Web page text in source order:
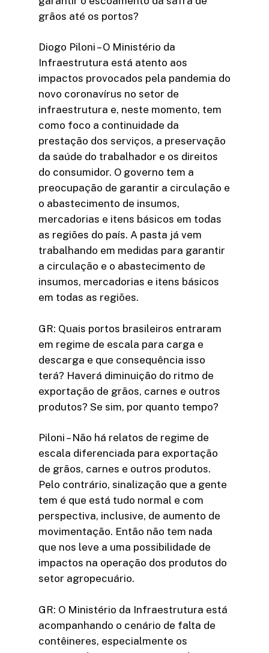
grãos até os portos?
Diogo Piloni – O Ministério da
Infraestrutura está atento aos
impactos provocados pela pandemia do
novo coronavírus no setor de
infraestrutura e, neste momento, tem
como foco a continuidade da
prestação dos serviços, a preservação
da saúde do trabalhador e os direitos
do consumidor. O governo tem a
preocupação de garantir a circulação e
o abastecimento de insumos,
mercadorias e itens básicos em todas
as regiões do país. A pasta já vem
trabalhando em medidas para garantir
a circulação e o abastecimento de
insumos, mercadorias e itens básicos
em todas as regiões.
GR: Quais portos brasileiros entraram
em regime de escala para carga e
descarga e que consequência isso
terá? Haverá diminuição do ritmo de
exportação de grãos, carnes e outros
produtos? Se sim, por quanto tempo?
Piloni – Não há relatos de regime de
escala diferenciada para exportação
de grãos, carnes e outros produtos.
Pelo contrário, sinalização que a gente
tem é que está tudo normal e com
perspectiva, inclusive, de aumento de
movimentação. Então não tem nada
que nos leve a uma possibilidade de
impactos na operação dos produtos do
setor agropecuário.
GR: O Ministério da Infraestrutura está
acompanhando o cenário de falta de
contêineres, especialmente os